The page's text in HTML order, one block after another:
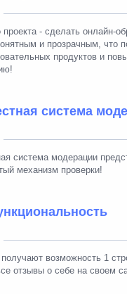
- сделать онлайн-
и прозрачным, что
продуктов и
система
система модерации
механизм проверки!
возможность 1
отзывы о себе на своем